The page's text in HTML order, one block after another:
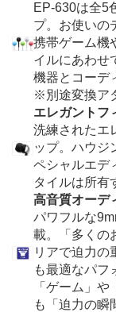
EP-630は全5
プ。お使いの
携帯ゲーム機
イルにあわせ
機器とコーデ
※ 別途変換ア
エレガントフ
洗練されたエ
ップ。ハウジ
ペシャルエデ
タイルは所有
高音質オーデ
パワフルな
載。「多くの
リアで迫力の
も最適なパフ
「ゲーム」
も「迫力の瞬